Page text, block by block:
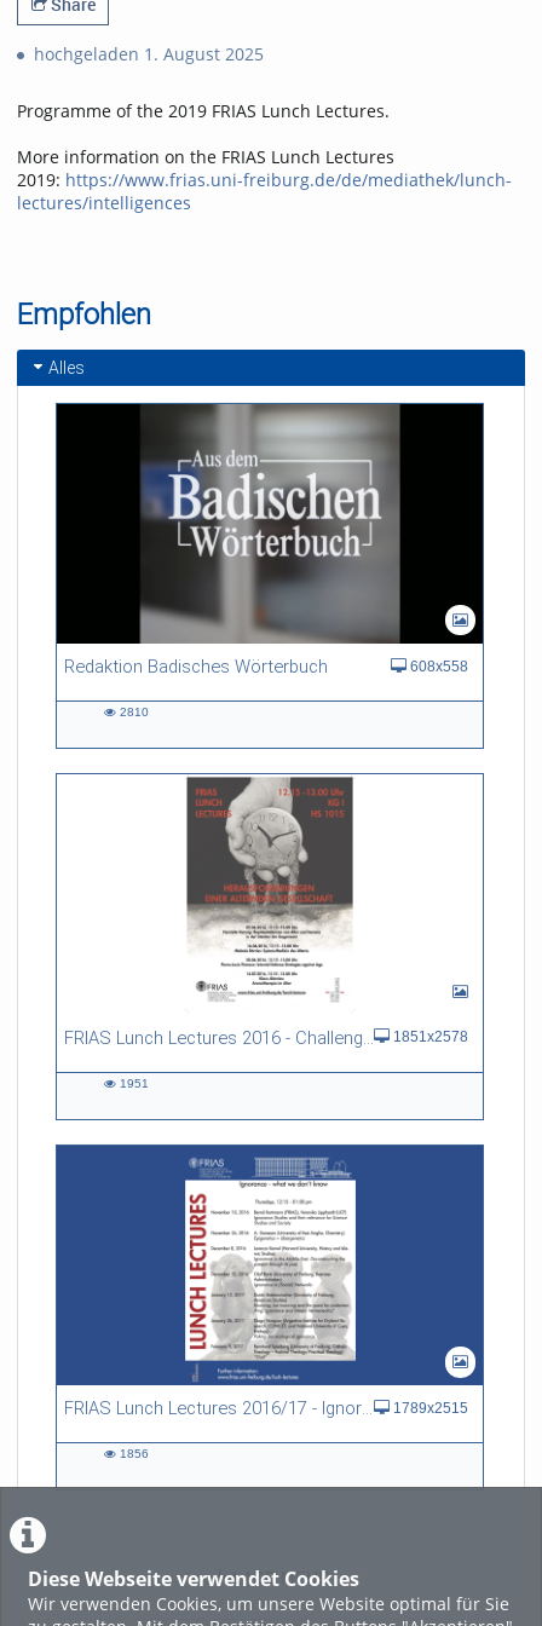
Diese Webseite verwendet Cookies
Wir verwenden Cookies, um unsere Website optimal für Sie
Share
hochgeladen 1. August 2025
Programme of the 2019 FRIAS Lunch Lectures.
More information on the FRIAS Lunch Lectures
2019: https://www.frias.uni-freiburg.de/de/mediathek/lunch-
lectures/intelligences
Empfohlen
Alles
Redaktion Badisches Wörterbuch 608x558
2810
FRIAS Lunch Lectures 2016 - Challenges of an Ageing Society 1851x2578
1951
FRIAS Lunch Lectures 2016/17 - Ignorance - what we don't know 1789x2515
1856
LADE MEHR